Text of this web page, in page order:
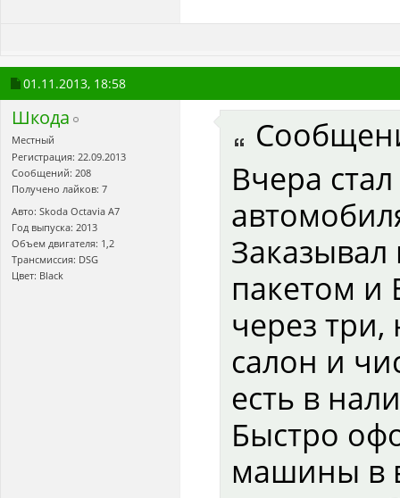
01.11.2013, 18:58
Шкода
Местный
Регистрация: 22.09.2013
Сообщений: 208
Получено лайков: 7
Авто: Skoda Octavia А7
Год выпуска: 2013
Объем двигателя: 1,2
Трансмиссия: DSG
Цвет: Black
Вчера
Заказывал
пакетом и
через
салон и
есть в
Быстро
машины в